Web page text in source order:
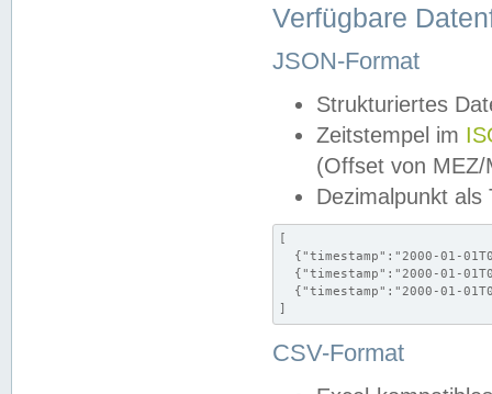
Verfügbare
JSON-Format
Strukturiertes
Zeitstempel im
(Offset von MEZ/
Dezimalpunkt als
[
{"timestamp":"2000-01-
{"timestamp":"2000-01-
{"timestamp":"2000-01-
]
CSV-Format